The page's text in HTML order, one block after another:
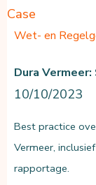
Wet- en
Dura Vermeer:
10/10/2023
Best practice
Vermeer,
rapportage.